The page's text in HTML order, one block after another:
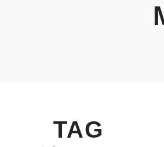
TAG